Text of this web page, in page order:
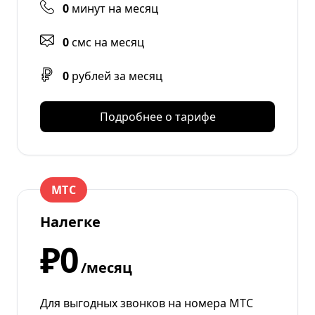
0 минут на месяц
0смс на месяц
0 рублей за месяц
Подробнее о тарифе
МТС
Налегке
₽0/месяц
Для выгодных звонков на номера МТС